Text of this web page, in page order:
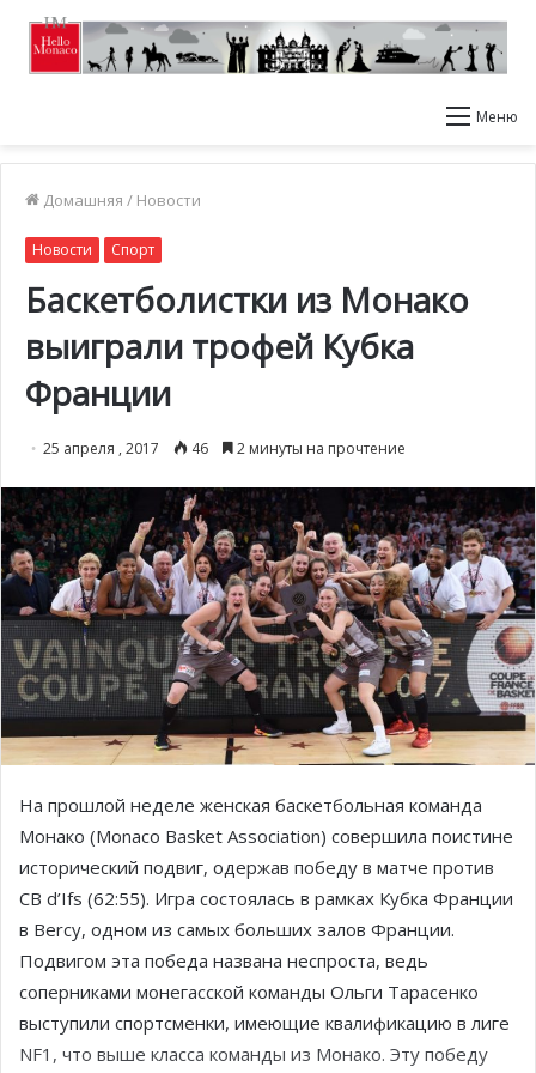
Меню
Домашняя / Новости
Новости Спорт
Баскетболистки из Монако
выиграли трофей Кубка
Франции
25 апреля , 2017 46 2 минуты на прочтение
На прошлой неделе женская баскетбольная команда
Монако (Monaco Basket Association) совершила поистине
исторический подвиг, одержав победу в матче против
CB d’Ifs (62:55). Игра состоялась в рамках Кубка Франции
в Bercy, одном из самых больших залов Франции.
Подвигом эта победа названа неспроста, ведь
соперниками монегасской команды Ольги Тарасенко
выступили спортсменки, имеющие квалификацию в лиге
NF1, что выше класса команды из Монако. Эту победу